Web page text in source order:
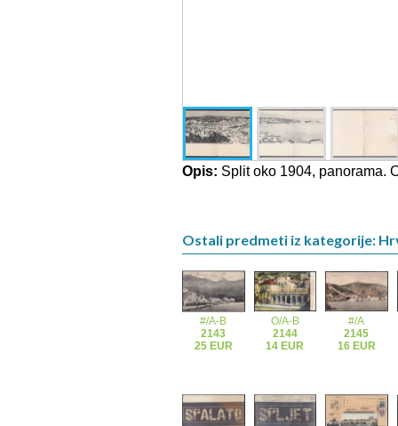
Opis: Split oko 1904, panorama.
Ostali predmeti iz kategorije:
#/A-B
2143
25 EUR
O/A-B
2144
14 EUR
#/A
2145
16 EUR